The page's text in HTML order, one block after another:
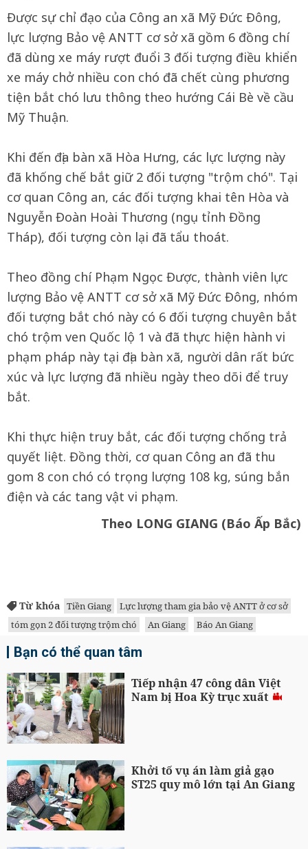
Được sự chỉ đạo của Công an xã Mỹ Đức Đông,
lực lượng Bảo vệ ANTT cơ sở xã gồm 6 đồng chí
đã dùng xe máy rượt đuổi 3 đối tượng điều khiển
xe máy chở nhiều con chó đã chết cùng phương
tiện bắt chó lưu thông theo hướng Cái Bè về cầu
Mỹ Thuận.
Khi đến địa bàn xã Hòa Hưng, các lực lượng này
đã khống chế bắt giữ 2 đối tượng "trộm chó". Tại
cơ quan Công an, các đối tượng khai tên Hòa và
Nguyễn Đoàn Hoài Thương (ngụ tỉnh Đồng
Tháp), đối tượng còn lại đã tẩu thoát.
Theo đồng chí Phạm Ngọc Được, thành viên lực
lượng Bảo vệ ANTT cơ sở xã Mỹ Đức Đông, nhóm
đối tượng bắt chó này có 6 đối tượng chuyên bắt
chó trộm ven Quốc lộ 1 và đã thực hiện hành vi
phạm pháp này tại địa bàn xã, người dân rất bức
xúc và lực lượng đã nhiều ngày theo dõi để truy
bắt.
Khi thực hiện truy bắt, các đối tượng chống trả
quyết liệt. Đồng thời, cơ quan Công an đã thu
gom 8 con chó có trọng lượng 108 kg, súng bắn
điện và các tang vật vi phạm.
Theo LONG GIANG (Báo Ấp Bắc)
Từ khóa Tiền Giang
Lực lượng tham gia bảo vệ ANTT ở cơ sở
tóm gọn 2 đối tượng trộm chó
An Giang Báo An Giang
Bạn có thể quan tâm
Tiếp nhận 47 công dân Việt
Nam bị Hoa Kỳ trục xuất
Khởi tố vụ án làm giả gạo
ST25 quy mô lớn tại An Giang